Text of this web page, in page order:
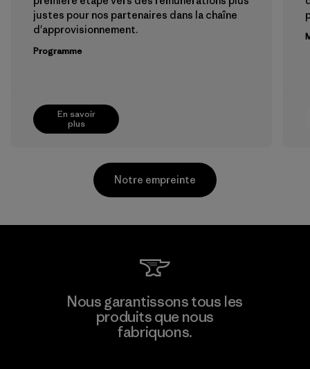
En savoir
plus
justes pour nos partenaires dans la chaîne
d'approvisionnement.
Programme
Ceylon Knit Trend (Pvt) Ltd. -
Eheliyagoda
Notre empreinte
Nous garantissons tous les
produits que nous
fabriquons.